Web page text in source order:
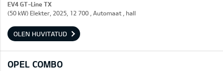
EV4 GT-Line TX
(50 kW) Elekter, 2025, 12 700 , Automaat , hall
OLEN HUVITATUD
OPEL COMBO